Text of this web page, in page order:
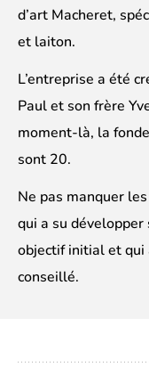
d’art Macheret,
et laiton.
L’entreprise a été
Paul et son frère
moment-là, la
sont 20.
Ne pas manquer
qui a su
objectif initial et qui
conseillé.